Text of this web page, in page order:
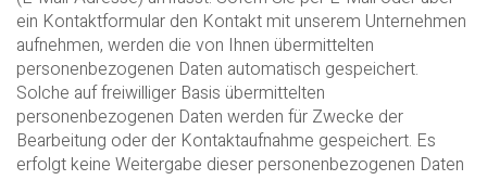
ein Kontaktformular den Kontakt mit unserem Unternehmen
aufnehmen, werden die von Ihnen übermittelten
personenbezogenen Daten automatisch gespeichert.
Solche auf freiwilliger Basis übermittelten
personenbezogenen Daten werden für Zwecke der
Bearbeitung oder der Kontaktaufnahme gespeichert. Es
erfolgt keine Weitergabe dieser personenbezogenen Daten